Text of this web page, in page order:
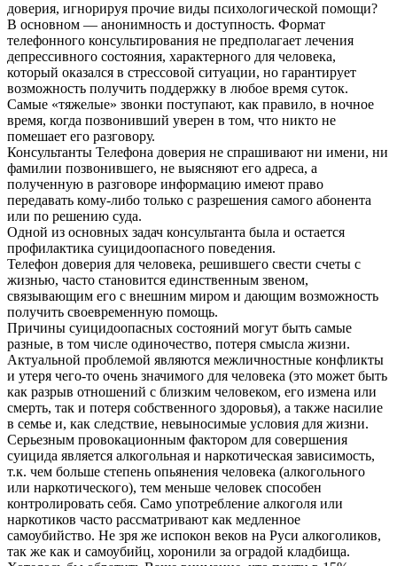
доверия, игнорируя прочие виды психологической помощи?
В основном — анонимность и доступность. Формат
телефонного консультирования не предполагает лечения
депрессивного состояния, характерного для человека,
который оказался в стрессовой ситуации, но гарантирует
возможность получить поддержку в любое время суток.
Самые «тяжелые» звонки поступают, как правило, в ночное
время, когда позвонивший уверен в том, что никто не
помешает его разговору.
Консультанты Телефона доверия не спрашивают ни имени, ни
фамилии позвонившего, не выясняют его адреса, а
полученную в разговоре информацию имеют право
передавать кому-либо только с разрешения самого абонента
или по решению суда.
Одной из основных задач консультанта была и остается
профилактика суицидоопасного поведения.
Телефон доверия для человека, решившего свести счеты с
жизнью, часто становится единственным звеном,
связывающим его с внешним миром и дающим возможность
получить своевременную помощь.
Причины суицидоопасных состояний могут быть самые
разные, в том числе одиночество, потеря смысла жизни.
Актуальной проблемой являются межличностные конфликты
и утеря чего-то очень значимого для человека (это может быть
как разрыв отношений с близким человеком, его измена или
смерть, так и потеря собственного здоровья), а также насилие
в семье и, как следствие, невыносимые условия для жизни.
Серьезным провокационным фактором для совершения
суицида является алкогольная и наркотическая зависимость,
т.к. чем больше степень опьянения человека (алкогольного
или наркотического), тем меньше человек способен
контролировать себя. Само употребление алкоголя или
наркотиков часто рассматривают как медленное
самоубийство. Не зря же испокон веков на Руси алкоголиков,
так же как и самоубийц, хоронили за оградой кладбища.